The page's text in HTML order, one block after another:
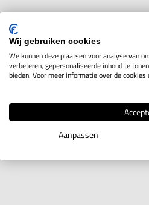
Wij gebruiken cookies
We kunnen deze plaatsen voor analyse van
verbeteren, gepersonaliseerde inhoud te
bieden. Voor meer informatie over de
Aanpassen